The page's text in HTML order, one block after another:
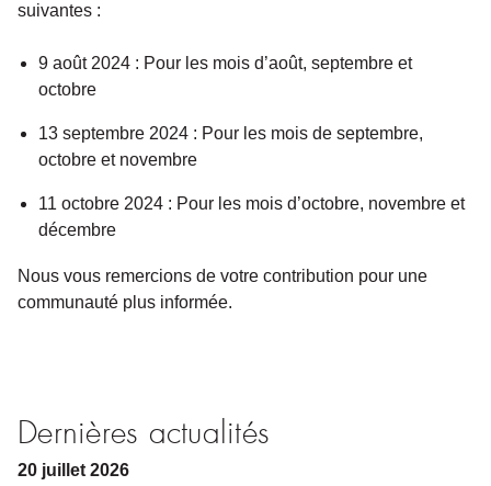
suivantes :
9 août 2024 : Pour les mois d’août, septembre et
octobre
13 septembre 2024 : Pour les mois de septembre,
octobre et novembre
11 octobre 2024 : Pour les mois d’octobre, novembre et
décembre
Nous vous remercions de votre contribution pour une
communauté plus informée.
Dernières actualités
20 juillet 2026